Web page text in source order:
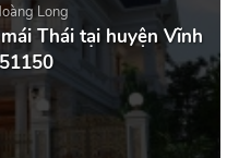
Long
Thái tại huyện Vĩnh